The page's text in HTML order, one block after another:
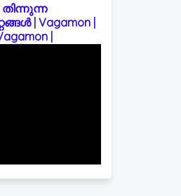
| Vagamon |
|